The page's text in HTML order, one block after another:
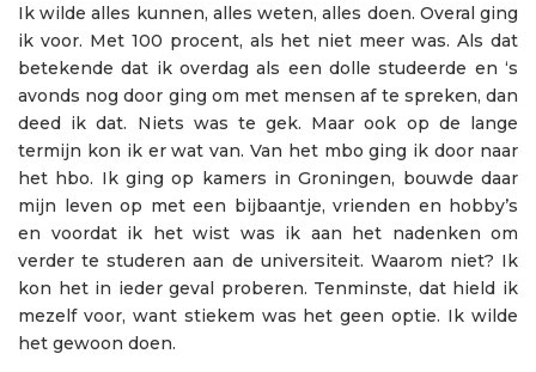
Ik wilde alles kunnen, alles weten, alles doen. Overal ging
ik voor. Met 100 procent, als het niet meer was. Als dat
betekende dat ik overdag als een dolle studeerde en ‘s
avonds nog door ging om met mensen af te spreken, dan
deed ik dat. Niets was te gek. Maar ook op de lange
termijn kon ik er wat van. Van het mbo ging ik door naar
het hbo. Ik ging op kamers in Groningen, bouwde daar
mijn leven op met een bijbaantje, vrienden en hobby’s
en voordat ik het wist was ik aan het nadenken om
verder te studeren aan de universiteit. Waarom niet? Ik
kon het in ieder geval proberen. Tenminste, dat hield ik
mezelf voor, want stiekem was het geen optie. Ik wilde
het gewoon doen.